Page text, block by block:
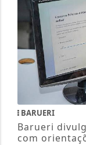
BARUERI
Barueri
com